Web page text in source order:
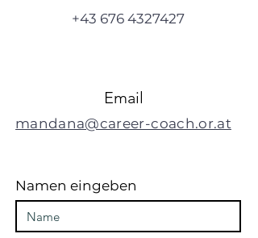
+43 676 4327427
Email
mandana@career-coach.or.at​
Namen eingeben